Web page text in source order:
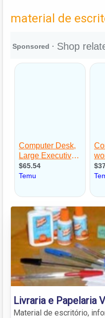
material de
Livraria e Papelaria
Material de escritório,